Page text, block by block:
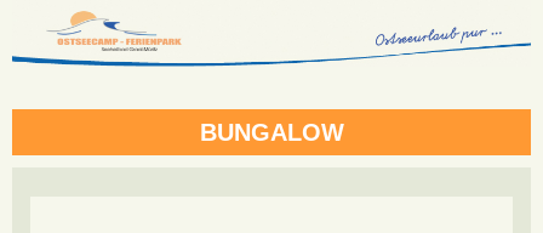
BUNGALOW